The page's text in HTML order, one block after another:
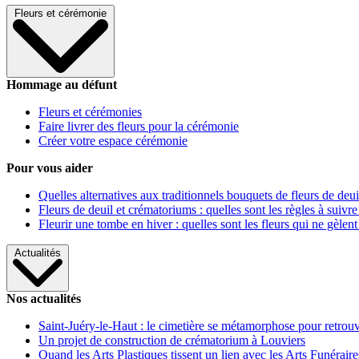
Fleurs et cérémonie
Hommage au défunt
Fleurs et cérémonies
Faire livrer des fleurs pour la cérémonie
Créer votre espace cérémonie
Pour vous aider
Quelles alternatives aux traditionnels bouquets de fleurs de
Fleurs de deuil et crématoriums : quelles sont les règles à
Fleurir une tombe en hiver : quelles sont les fleurs qui ne gèlent
Actualités
Nos actualités
Saint-Juéry-le-Haut : le cimetière se métamorphose pour
Un projet de construction de crématorium à Louviers
Quand les Arts Plastiques tissent un lien avec les Arts